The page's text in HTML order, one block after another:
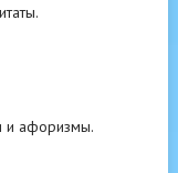
и афоризмы.